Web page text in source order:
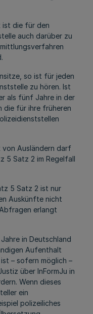
ist die für den
auch darüber zu
so ist für jeden
zu hören. Ist
als fünf Jahre in der
die für ihre früheren
von Ausländern darf
5 Satz 2 im Regelfall
5 Satz 2 ist nur
Auskünfte nicht
erlangt
in Deutschland
Aufenthalt
– sofern möglich –
über InFormJu in
Wenn dieses
ein
polizeiliches